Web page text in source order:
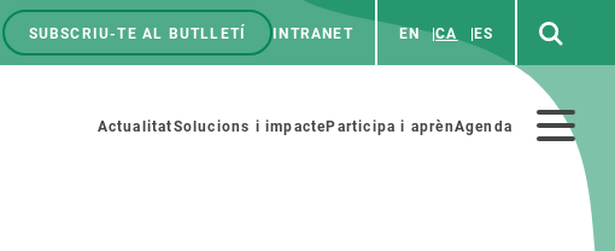
Menú
SUBSCRIU-TE AL BUTLLETÍ INTRANET EN CA ES
Menú
ActualitatSolucions i impacteParticipa i aprènAgenda